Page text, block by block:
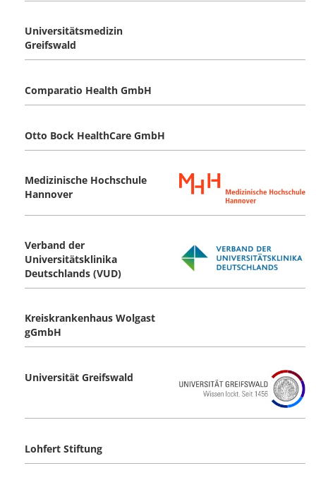
Universitätsmedizin
Greifswald
Comparatio Health GmbH
Otto Bock HealthCare GmbH
Medizinische Hochschule
Hannover
Verband der
Universitätsklinika
Deutschlands (VUD)
Kreiskrankenhaus Wolgast
gGmbH
Universität Greifswald
Lohfert Stiftung